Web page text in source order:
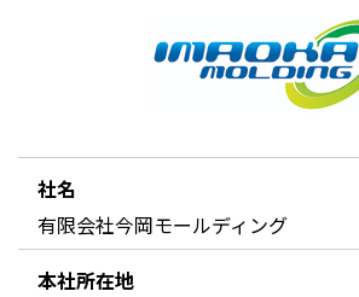
社名
有限会社今岡モールディング
本社所在地